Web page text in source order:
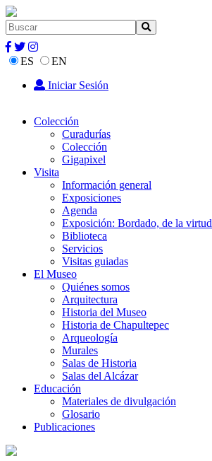
ES
EN
Iniciar Sesión
Colección
Curadurías
Colección
Gigapixel
Visita
Información general
Exposiciones
Agenda
Exposición: Bordado, de la virtud
Biblioteca
Servicios
Visitas guiadas
El Museo
Quiénes somos
Arquitectura
Historia del Museo
Historia de Chapultepec
Arqueología
Murales
Salas de Historia
Salas del Alcázar
Educación
Materiales de divulgación
Glosario
Publicaciones